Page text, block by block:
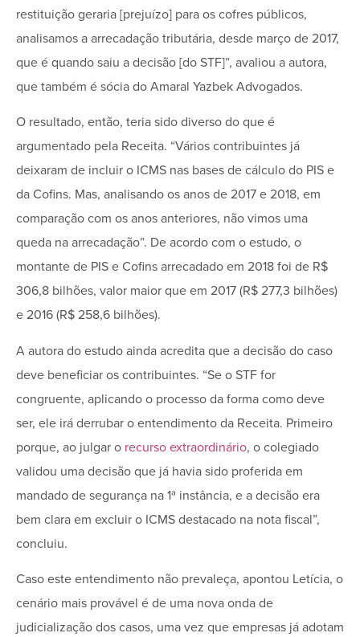
restituição geraria [prejuízo] para os cofres públicos,
analisamos a arrecadação tributária, desde março de 2017,
que é quando saiu a decisão [do STF]”, avaliou a autora,
que também é sócia do Amaral Yazbek Advogados.
O resultado, então, teria sido diverso do que é
argumentado pela Receita. “Vários contribuintes já
deixaram de incluir o ICMS nas bases de cálculo do PIS e
da Cofins. Mas, analisando os anos de 2017 e 2018, em
comparação com os anos anteriores, não vimos uma
queda na arrecadação”. De acordo com o estudo, o
montante de PIS e Cofins arrecadado em 2018 foi de R$
306,8 bilhões, valor maior que em 2017 (R$ 277,3 bilhões)
e 2016 (R$ 258,6 bilhões).
A autora do estudo ainda acredita que a decisão do caso
deve beneficiar os contribuintes. “Se o STF for
congruente, aplicando o processo da forma como deve
ser, ele irá derrubar o entendimento da Receita. Primeiro
porque, ao julgar o recurso extraordinário, o colegiado
validou uma decisão que já havia sido proferida em
mandado de segurança na 1ª instância, e a decisão era
bem clara em excluir o ICMS destacado na nota fiscal”,
concluiu.
Caso este entendimento não prevaleça, apontou Letícia, o
cenário mais provável é de uma nova onda de
judicialização dos casos, uma vez que empresas já adotam